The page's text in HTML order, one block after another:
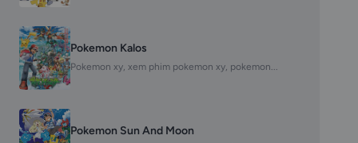
Pokemon Kalos
Pokemon xy, xem phim pokemon xy, pokemon...
Pokemon Sun And Moon